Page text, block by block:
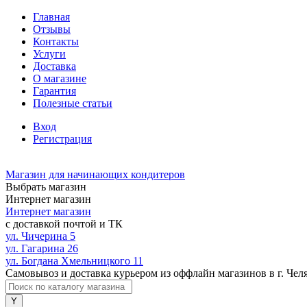
Главная
Отзывы
Контакты
Услуги
Доставка
О магазине
Гарантия
Полезные статьи
Вход
Регистрация
Магазин для начинающих кондитеров
Выбрать магазин
Интернет магазин
Интернет магазин
с доставкой почтой и ТК
ул. Чичерина 5
ул. Гагарина 26
ул. Богдана Хмельницкого 11
Самовывоз и доставка курьером из оффлайн магазинов в г.